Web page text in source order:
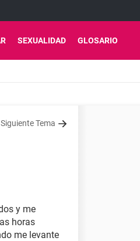
SEXUALIDAD GLOSARIO
Siguiente Tema
y me
horas
me levante